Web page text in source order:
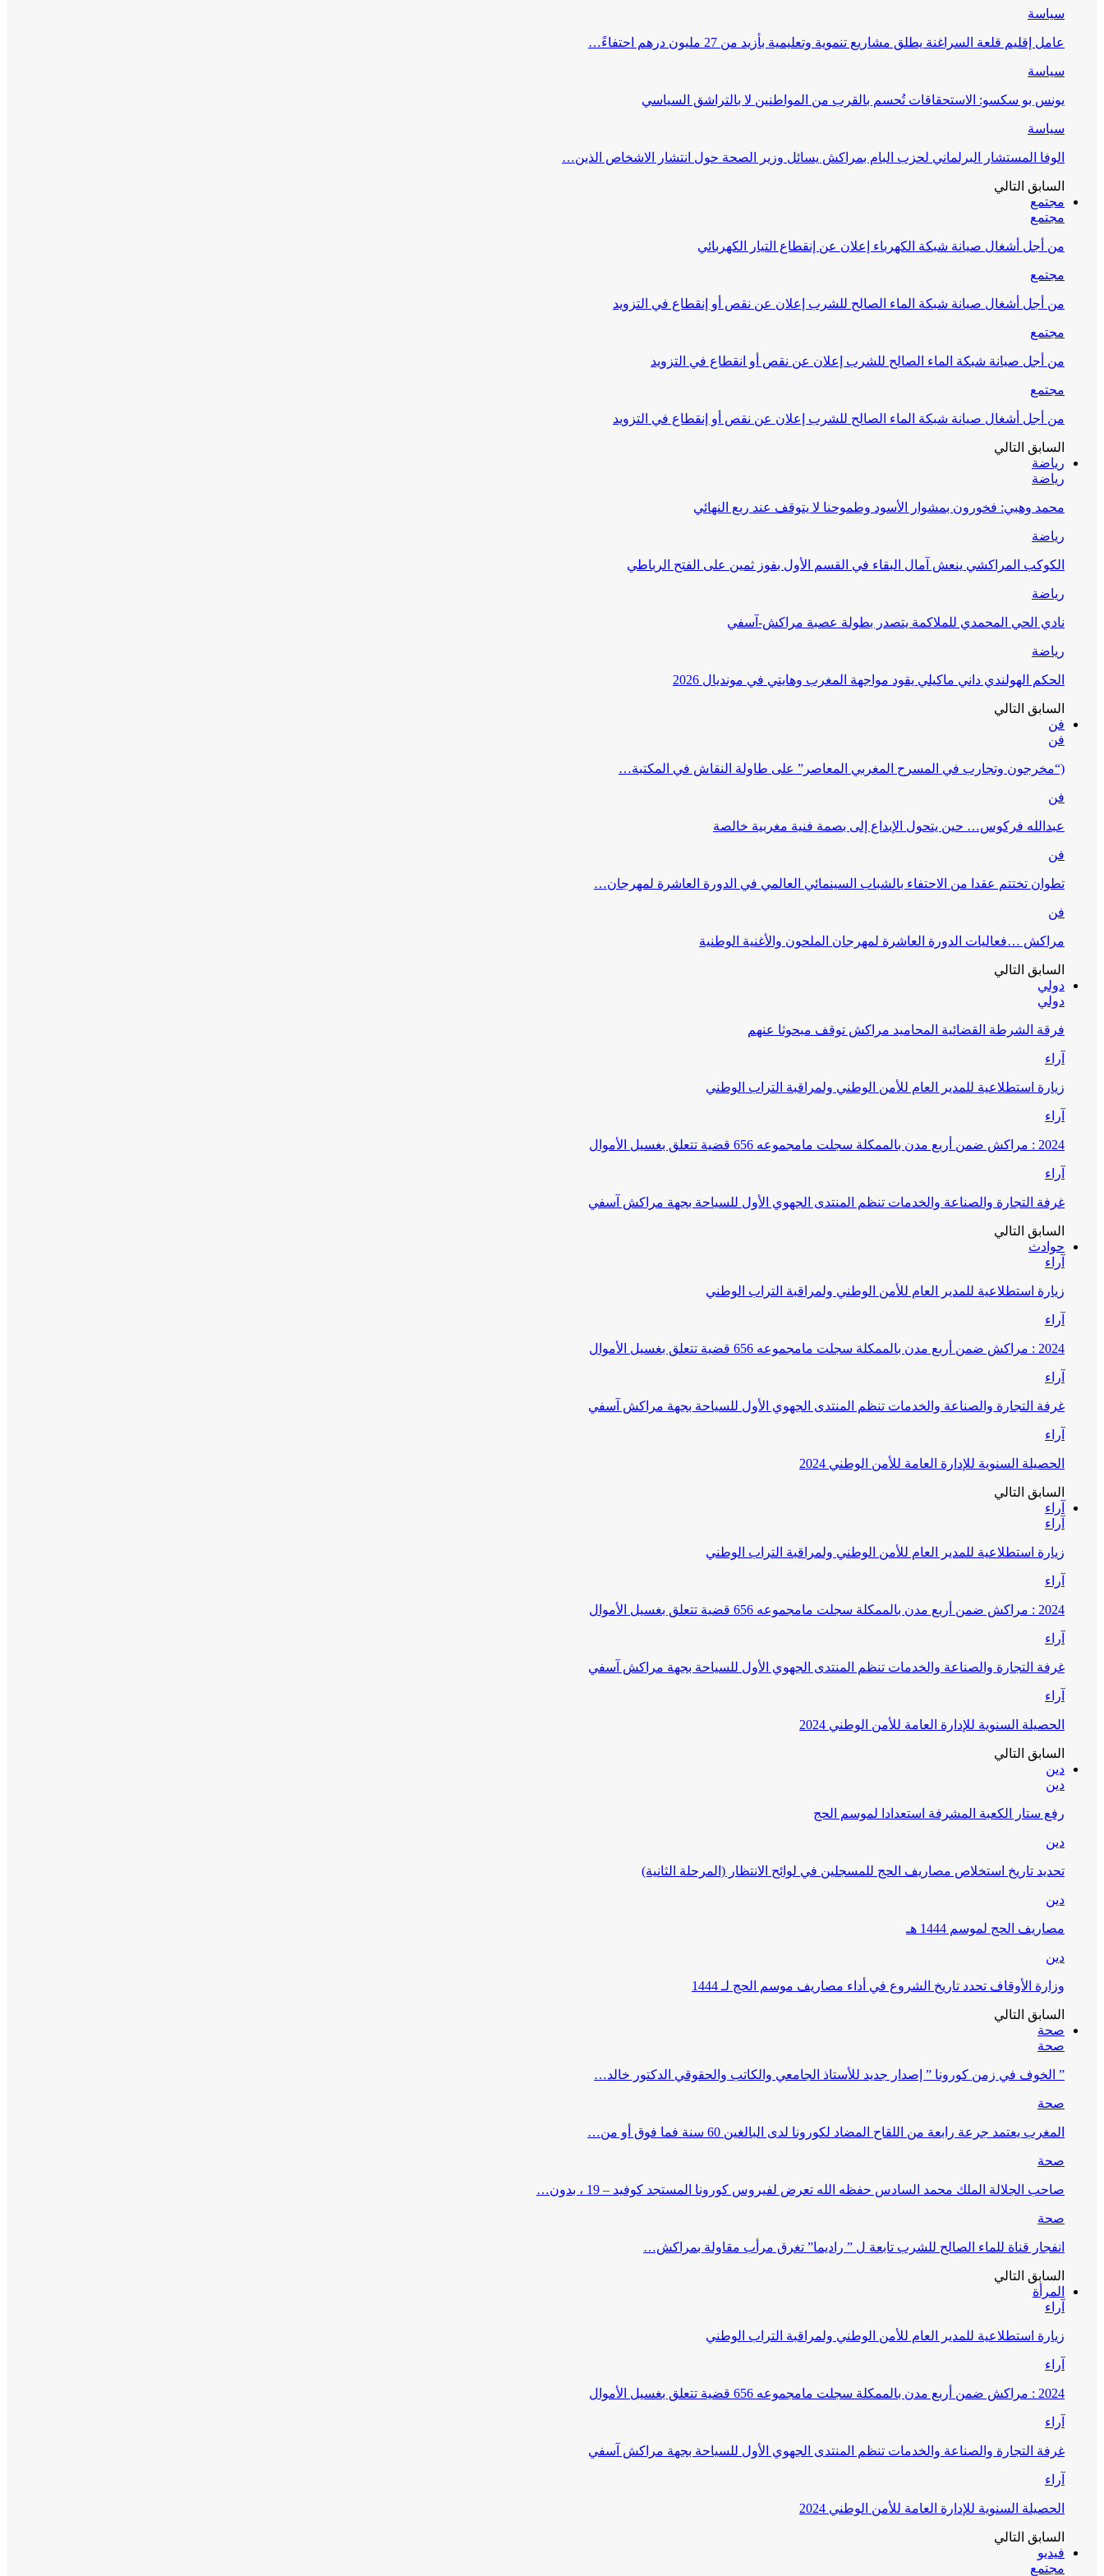
سياسة
عامل إقليم قلعة السراغنة يطلق مشاريع تنموية وتعليمية بأزيد من 27 مليون درهم احتفاءً…
سياسة
يونس بو سكسو: الاستحقاقات تُحسم بالقرب من المواطنين لا بالتراشق السياسي
سياسة
الوفا المستشار البرلماني لحزب البام بمراكش يسائل وزير الصحة حول انتشار الاشخاص الذين…
السابق التالي
مجتمع
مجتمع
من أجل أشغال صيانة شبكة الكهرباء إعلان عن إنقطاع التيار الكهربائي
مجتمع
من أجل أشغال صيانة شبكة الماء الصالح للشرب إعلان عن نقص أو إنقطاع في التزويد
مجتمع
من أجل صيانة شبكة الماء الصالح للشرب إعلان عن نقص أو انقطاع في التزويد
مجتمع
من أجل أشغال صيانة شبكة الماء الصالح للشرب إعلان عن نقص أو إنقطاع في التزويد
السابق التالي
رياضة
رياضة
محمد وهبي: فخورون بمشوار الأسود وطموحنا لا يتوقف عند ربع النهائي
رياضة
الكوكب المراكشي ينعش آمال البقاء في القسم الأول بفوز ثمين على الفتح الرباطي
رياضة
نادي الحي المحمدي للملاكمة يتصدر بطولة عصبة مراكش-آسفي
رياضة
الحكم الهولندي داني ماكيلي يقود مواجهة المغرب وهايتي في مونديال 2026
السابق التالي
فن
فن
(“مخرجون وتجارب في المسرح المغربي المعاصر” على طاولة النقاش في المكتبة…
فن
عبدالله فركوس… حين يتحول الإبداع إلى بصمة فنية مغربية خالصة
فن
تطوان تختتم عقدا من الاحتفاء بالشباب السينمائي العالمي في الدورة العاشرة لمهرجان…
فن
مراكش …فعاليات الدورة العاشرة لمهرجان الملحون والأغنية الوطنية
السابق التالي
دولي
دولي
فرقة الشرطة القضائية المحاميد مراكش توقف مبحوثا عنهم
آراء
زيارة استطلاعية للمدير العام للأمن الوطني ولمراقبة التراب الوطني
آراء
2024 : مراكش ضمن أربع مدن بالممكلة سجلت مامجموعه 656 قضية تتعلق بغسيل الأموال
آراء
غرفة التجارة والصناعة والخدمات تنظم المنتدى الجهوي الأول للسياحة بجهة مراكش آسفي
السابق التالي
حوادث
آراء
زيارة استطلاعية للمدير العام للأمن الوطني ولمراقبة التراب الوطني
آراء
2024 : مراكش ضمن أربع مدن بالممكلة سجلت مامجموعه 656 قضية تتعلق بغسيل الأموال
آراء
غرفة التجارة والصناعة والخدمات تنظم المنتدى الجهوي الأول للسياحة بجهة مراكش آسفي
آراء
الحصيلة السنوية للإدارة العامة للأمن الوطني 2024
السابق التالي
آراء
آراء
زيارة استطلاعية للمدير العام للأمن الوطني ولمراقبة التراب الوطني
آراء
2024 : مراكش ضمن أربع مدن بالممكلة سجلت مامجموعه 656 قضية تتعلق بغسيل الأموال
آراء
غرفة التجارة والصناعة والخدمات تنظم المنتدى الجهوي الأول للسياحة بجهة مراكش آسفي
آراء
الحصيلة السنوية للإدارة العامة للأمن الوطني 2024
السابق التالي
دين
دين
رفع ستار الكعبة المشرفة استعدادا لموسم الحج
دين
تحديد تاريخ استخلاص مصاريف الحج للمسجلين في لوائح الانتظار (المرحلة الثانية)
دين
مصاريف الحج لموسم 1444 هـ
دين
وزارة الأوقاف تحدد تاريخ الشروع في أداء مصاريف موسم الحج لـ 1444
السابق التالي
صحة
صحة
” الخوف في زمن كورونا ” إصدار جديد للأستاذ الجامعي والكاتب والحقوقي الدكتور خالد…
صحة
المغرب يعتمد جرعة رابعة من اللقاح المضاد لكورونا لدى البالغين 60 سنة فما فوق أو من…
صحة
صاحب الجلالة الملك محمد السادس حفظه الله تعرض لفيروس كورونا المستجد كوفيد – 19 ، بدون…
صحة
انفجار قناة للماء الصالح للشرب تابعة ل ” راديما” تغرق مرأب مقاولة بمراكش…
السابق التالي
المرأة
آراء
زيارة استطلاعية للمدير العام للأمن الوطني ولمراقبة التراب الوطني
آراء
2024 : مراكش ضمن أربع مدن بالممكلة سجلت مامجموعه 656 قضية تتعلق بغسيل الأموال
آراء
غرفة التجارة والصناعة والخدمات تنظم المنتدى الجهوي الأول للسياحة بجهة مراكش آسفي
آراء
الحصيلة السنوية للإدارة العامة للأمن الوطني 2024
السابق التالي
فيديو
مجتمع